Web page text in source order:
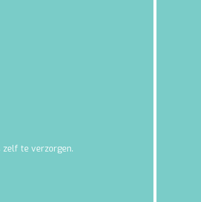
zelf te verzorgen.